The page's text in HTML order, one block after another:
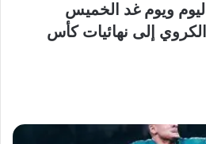
ويوم غد الخميس
الكروي إلى نهائيات كأس